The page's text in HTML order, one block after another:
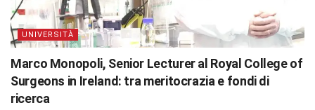
UNIVERSITÀ
Marco Monopoli, Senior Lecturer al Royal College of
Surgeons in Ireland: tra meritocrazia e fondi di
ricerca